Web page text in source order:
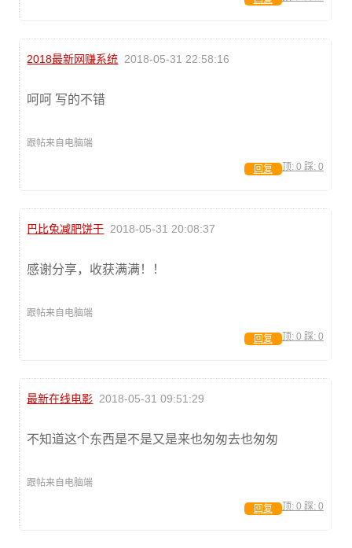
2018最新网赚系统 2018-05-31 22:58:16
呵呵 写的不错
跟帖来自电脑端
顶: 0 踩: 0
回复
巴比兔减肥饼干 2018-05-31 20:08:37
感谢分享，收获满满！！
跟帖来自电脑端
顶: 0 踩: 0
回复
最新在线电影 2018-05-31 09:51:29
不知道这个东西是不是又是来也匆匆去也匆匆
跟帖来自电脑端
顶: 0 踩: 0
回复